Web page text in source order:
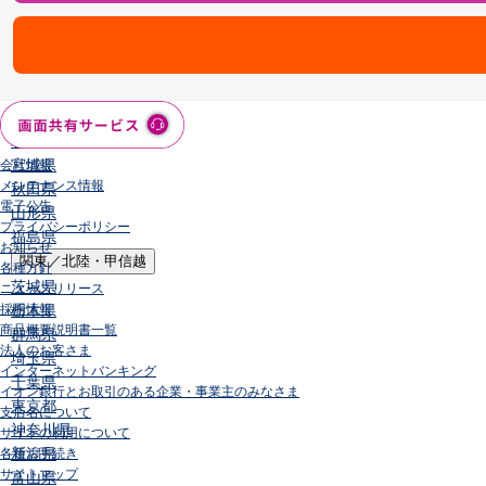
店舗・ATM
青森県
岩手県
宮城県
秋田県
山形県
福島県
関東／北陸・甲信越
茨城県
栃木県
群馬県
埼玉県
千葉県
東京都
神奈川県
新潟県
富山県
会社情報
メンテナンス情報
電子公告
プライバシーポリシー
お知らせ
各種方針
ニュースリリース
採用情報
商品概要説明書一覧
法人のお客さま
インターネットバンキング
イオン銀行とお取引のある企業・事業主のみなさま
支店名について
サイトの利用について
各種お手続き
サイトマップ